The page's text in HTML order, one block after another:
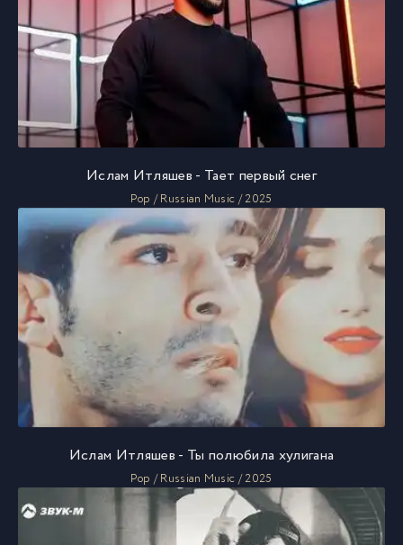
Ислам Итляшев - Тает первый снег
Pop / Russian Music / 2025
Ислам Итляшев - Ты полюбила хулигана
Pop / Russian Music / 2025